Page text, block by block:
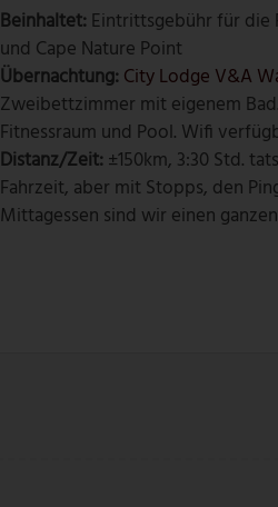
Beinhaltet:Eintrittsgebühr für die
und Cape Nature Point
Übernachtung:City Lodge V&A
Zweibettzimmer mit eigenem
Fitnessraum und Pool. Wifi
Distanz/Zeit:±150km, 3:30 Std.
Fahrzeit, aber mit Stopps, den
Mittagessen sind wir einen